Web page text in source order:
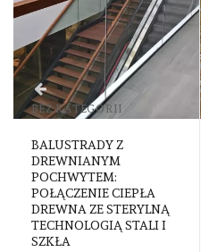
BEZ KATEGORII
BALUSTRADY Z
DREWNIANYM
POCHWYTEM:
POŁĄCZENIE CIEPŁA
DREWNA ZE STERYLNĄ
TECHNOLOGIĄ STALI I
SZKŁA